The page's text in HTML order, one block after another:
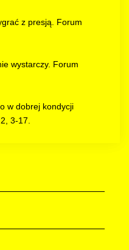
z presją. Forum
wystarczy. Forum
w dobrej kondycji
3-17.